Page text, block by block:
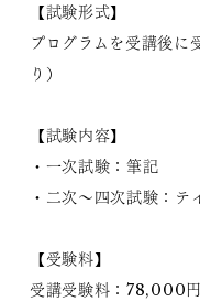
【試験形式】
プログラムを受講後に
り）
【試験内容】
・一次試験：筆記
・二次～四次試験：テ
【受験料】
受講受験料：78,000円